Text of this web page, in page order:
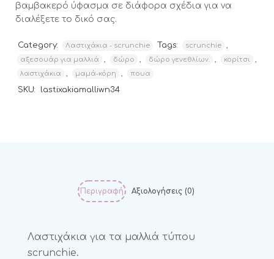
βαμβακερό ύφασμα σε διάφορα σχέδια για να
διαλέξετε το δικό σας.
Category: Λαστιχάκια - scrunchie Tags: scrunchie
αξεσουάρ για μαλλιά δώρο δώρο γενεθλίων. κορίτσι
λαστιχάκια μαμά-κόρη πουα
SKU: lastixakiamalliwn34
Περιγραφή Αξιολογήσεις (0)
Λαστιχάκια για τα μαλλιά τύπου
scrunchie.